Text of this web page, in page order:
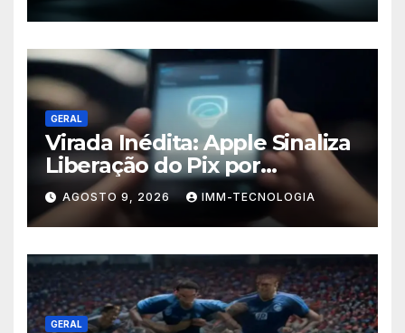
GERAL
Virada Inédita: Apple Sinaliza
Liberação do Pix por
Aproximação para iPhones
no Brasil
AGOSTO 9, 2026 IMM-TECNOLOGIA
GERAL